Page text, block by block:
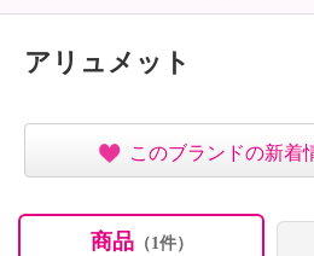
アリュメット
このブランドの新着
商品（1件）